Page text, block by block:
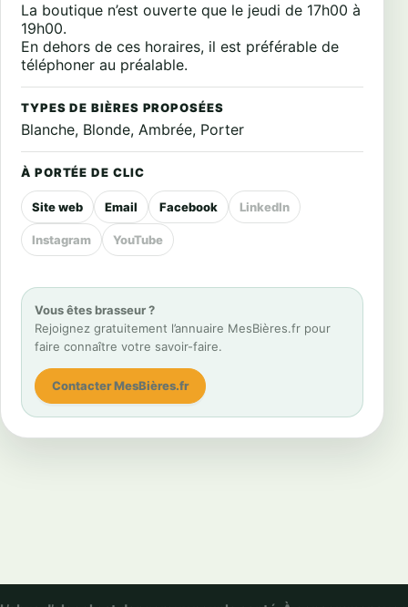
La boutique n’est ouverte que le jeudi de 17h00 à
19h00.
En dehors de ces horaires, il est préférable de
téléphoner au préalable.
TYPES DE BIÈRES PROPOSÉES
Blanche, Blonde, Ambrée, Porter
À PORTÉE DE CLIC
Site web Email Facebook LinkedIn
Instagram YouTube
Vous êtes brasseur ?
Rejoignez gratuitement l’annuaire MesBières.fr pour
faire connaître votre savoir-faire.
Contacter MesBières.fr